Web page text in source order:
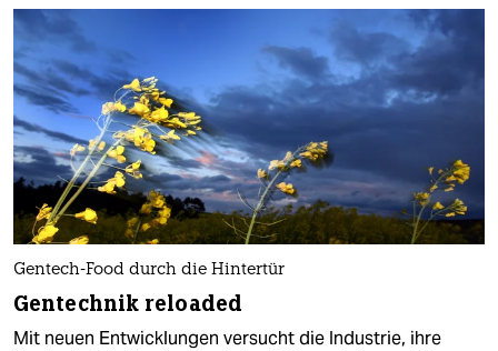
Gentech-Food durch die Hintertür
Gentechnik reloaded
Mit neuen Entwicklungen versucht die Industrie, ihre